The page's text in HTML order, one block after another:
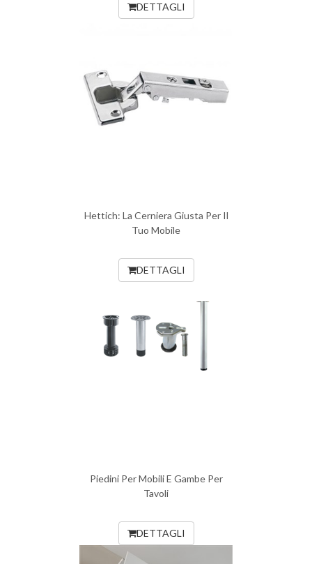
DETTAGLI
Hettich: La Cerniera Giusta Per Il
Tuo Mobile
DETTAGLI
Piedini Per Mobili E Gambe Per
Tavoli
DETTAGLI